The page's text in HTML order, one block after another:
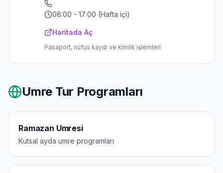
08:00 - 17:00 (Hafta içi)
Haritada Aç
Pasaport, nüfus kaydı ve kimlik işlemleri
Umre Tur Programları
Ramazan Umresi
Kutsal ayda umre programları